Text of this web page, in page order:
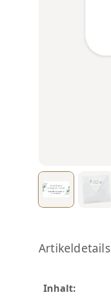
Artikeldetails
Inhalt: